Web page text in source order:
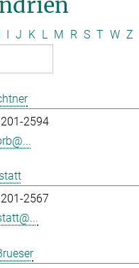
I J K L M R S T W Z
2594
2567